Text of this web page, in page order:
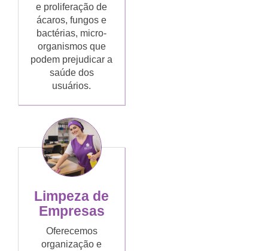
e proliferação de
ácaros, fungos e
bactérias, micro-
organismos que
podem prejudicar a
saúde dos
usuários.
Limpeza de
Empresas
Oferecemos
organização e